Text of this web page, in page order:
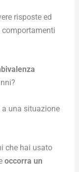
risposte ed
a una situazione
che hai usato
occorra un